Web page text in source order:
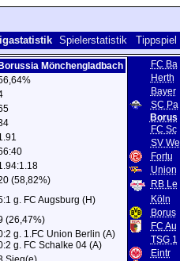
Spielerstatistik Tippspiel
Borussia Mönchengladbach
(58,82%)
g. FC Augsburg (H)
(26,47%)
g. 1.FC Union Berlin (A)
g. FC Schalke 04 (A)
FC Ba
Herth
Bayer
SC Pa
Borus
FC Sc
SV We
Fortu
Union
RB Le
Köln
Borus
FC Au
TSG 1
Eintr